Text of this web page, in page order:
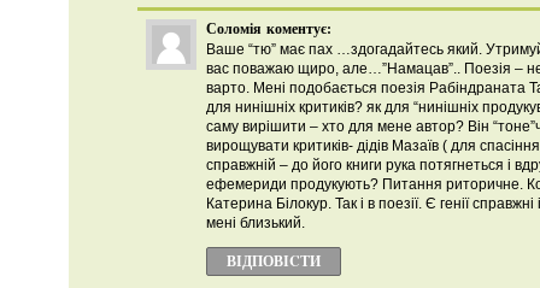
Соломія коментує:
Ваше “тю” має пах …здогадайтесь який.
вас поважаю щиро, але…”Намацав”.. Поезія –
варто. Мені подобається поезія Рабіндраната
для нинішніх критиків? як для “нинішніх
саму вирішити – хто для мене автор? Він
вирощувати критиків- дідів Мазаїв ( для
справжній – до його книги рука потягнеться і
ефемериди продукують? Питання риторичне.
Катерина Білокур. Так і в поезії. Є генії
мені близький.
ВІДПОВІCТИ